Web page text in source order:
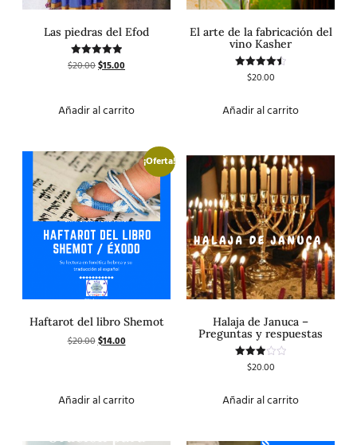
Las piedras del Efod
Valorado
con
$20.00$15.00
Añadir al carrito
El arte de la fabricación del
vino Kasher
Valorado
$20.00
Añadir al carrito
¡Oferta!
Haftarot del libro Shemot
$20.00$14.00
Añadir al carrito
Halaja de Januca –
Preguntas y respuestas
Valorado
con
$20.00
Añadir al carrito